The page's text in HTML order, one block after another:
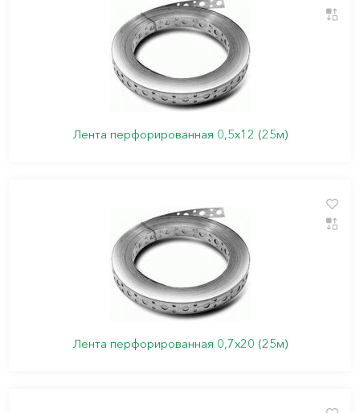
Лента перфорированная 0,5х12 (25м)
Лента перфорированная 0,7х20 (25м)